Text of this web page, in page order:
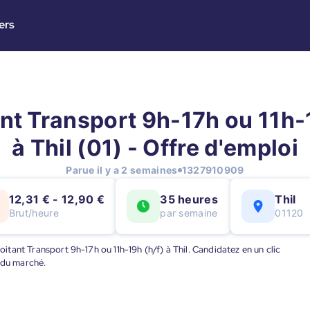
Transport 9h-17h ou
à Thil (01) - Offre d'emploi
Parue il y a 2 semaines 1327910909
12,31 € - 12,90 €
Brut/heure
35 heures
par semaine
Thil
01120
Transport 9h-17h ou 11h-19h (h/f) à Thil. Candidatez en un clic
marché.